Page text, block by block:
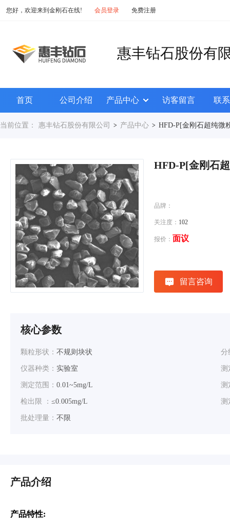
您好，欢迎来到金刚石在线! 会员登录 免费注册
惠丰钻石股份有
首页 公司介绍 产品中心 访客留言 联
当前位置： 惠丰钻石股份有限公司 > 产品中心 > HFD-P[金刚石超纯微
HFD-P[金刚石
品牌：
关注度： 102
报价： 面议
留言咨询
核心参数
颗粒形状： 不规则块状 分
仪器种类： 实验室 测
测定范围： 0.01~5mg/L 测
检出限 ： ≤0.005mg/L 测
批处理量： 不限
产品介绍
产品特性: